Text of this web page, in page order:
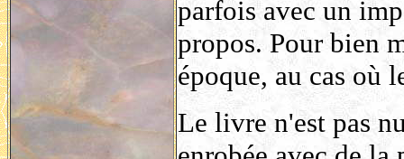
parfois avec un
propos. Pour bien
époque, au cas où
Le livre n'est pas